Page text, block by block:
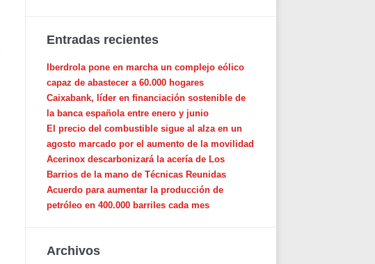
Entradas recientes
Iberdrola pone en marcha un complejo eólico
capaz de abastecer a 60.000 hogares
Caixabank, líder en financiación sostenible de
la banca española entre enero y junio
El precio del combustible sigue al alza en un
agosto marcado por el aumento de la movilidad
Acerinox descarbonizará la acería de Los
Barrios de la mano de Técnicas Reunidas
Acuerdo para aumentar la producción de
petróleo en 400.000 barriles cada mes
Archivos